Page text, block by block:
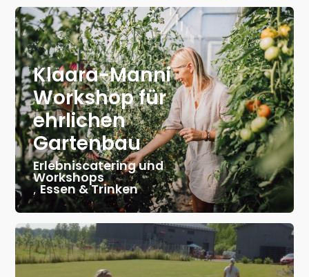
Klaara-Manni
Workshop für
ehrlichen
Gartenbau
Erlebniscatering und
Workshops
,Essen & Trinken